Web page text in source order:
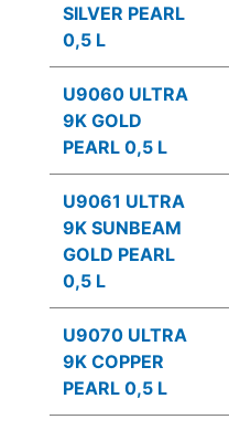
SILVER PEARL
0,5 L
U9060 ULTRA
9K GOLD
PEARL 0,5 L
U9061 ULTRA
9K SUNBEAM
GOLD PEARL
0,5 L
U9070 ULTRA
9K COPPER
PEARL 0,5 L